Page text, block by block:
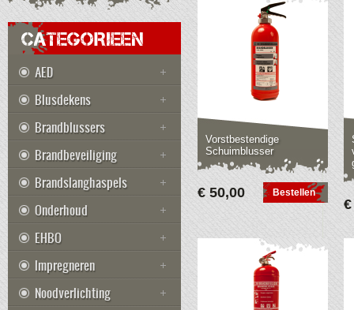
Vorstbestendige
Schuimblusser
€ 50,00 Bestellen
CATEGORIEEN
AED
Blusdekens
Brandblussers
Brandbeveiliging
Brandslanghaspels
Onderhoud
EHBO
Impregneren
Noodverlichting